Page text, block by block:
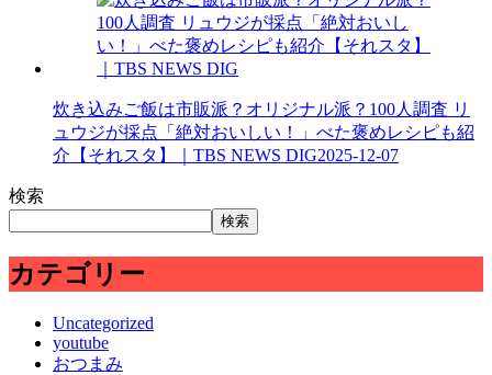
炊き込みご飯は市販派？オリジナル派？100人調査 リ
ュウジが採点「絶対おいしい！」べた褒めレシピも紹
介【それスタ】｜TBS NEWS DIG2025-12-07
検索
検索
カテゴリー
Uncategorized
youtube
おつまみ